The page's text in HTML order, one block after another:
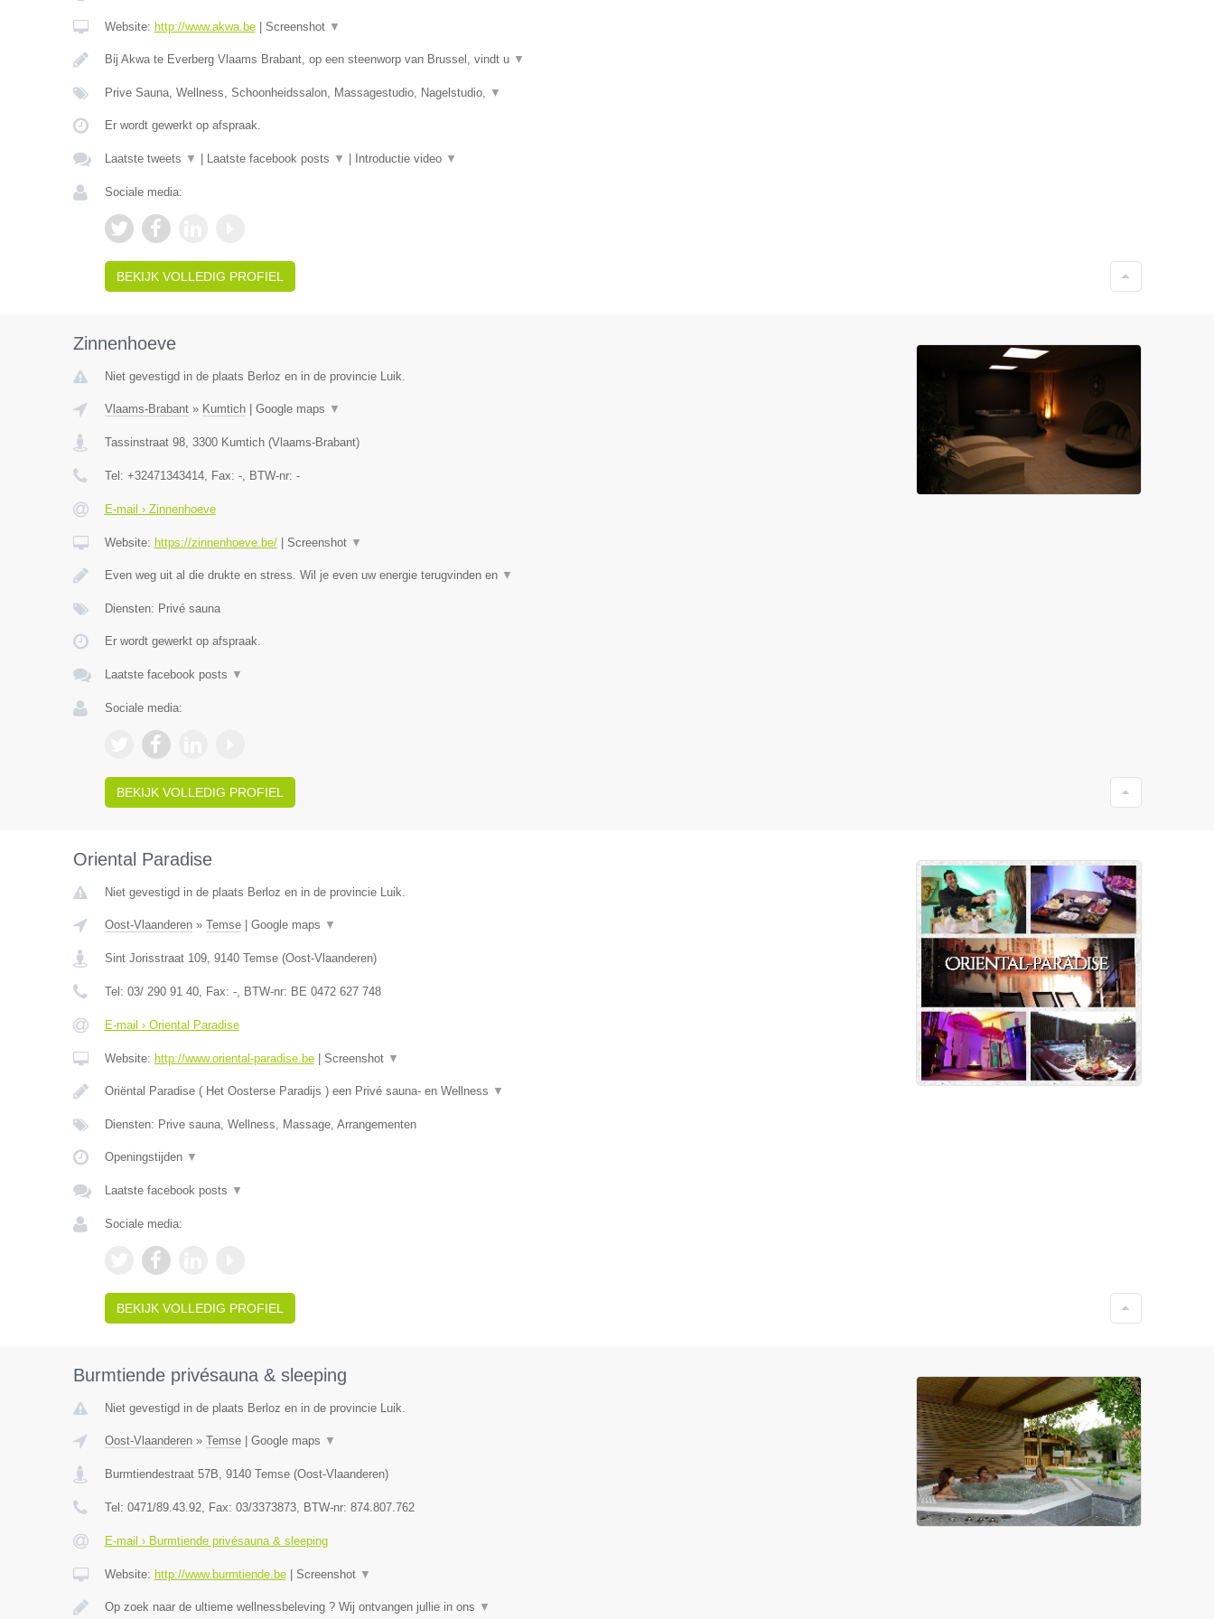
Website: http://www.akwa.be| Screenshot ▼
Bij Akwa te Everberg Vlaams Brabant, op een steenworp van Brussel, vindt u ▼
Prive Sauna, Wellness, Schoonheidssalon, Massagestudio, Nagelstudio, ▼
Er wordt gewerkt op afspraak.
Laatste tweets ▼ Laatste facebook posts ▼ Introductie video ▼
Sociale media:
BEKIJK VOLLEDIG PROFIEL
Zinnenhoeve
Niet gevestigd in de plaats Berloz en in de provincie Luik.
Vlaams-Brabant» Kumtich| Google maps ▼
Tassinstraat 98, 3300 Kumtich(Vlaams-Brabant)
Tel: +32471343414, Fax: -, BTW-nr: -
E-mail › Zinnenhoeve
Website: https://zinnenhoeve.be/| Screenshot ▼
Even weg uit al die drukte en stress. Wil je even uw energie terugvinden en ▼
Diensten: Privé sauna
Er wordt gewerkt op afspraak.
Laatste facebook posts ▼
Sociale media:
BEKIJK VOLLEDIG PROFIEL
Oriental Paradise
Niet gevestigd in de plaats Berloz en in de provincie Luik.
Oost-Vlaanderen» Temse| Google maps ▼
Sint Jorisstraat 109, 9140 Temse(Oost-Vlaanderen)
Tel: 03/ 290 91 40, Fax: -, BTW-nr: BE 0472 627 748
E-mail › Oriental Paradise
Website: http://www.oriental-paradise.be| Screenshot ▼
Oriëntal Paradise ( Het Oosterse Paradijs ) een Privé sauna- en Wellness ▼
Diensten: Prive sauna, Wellness, Massage, Arrangementen
Openingstijden ▼
Laatste facebook posts ▼
Sociale media:
BEKIJK VOLLEDIG PROFIEL
Burmtiende privésauna & sleeping
Niet gevestigd in de plaats Berloz en in de provincie Luik.
Oost-Vlaanderen» Temse| Google maps ▼
Burmtiendestraat 57B, 9140 Temse(Oost-Vlaanderen)
Tel: 0471/89.43.92, Fax: 03/3373873, BTW-nr: 874.807.762
E-mail › Burmtiende privésauna & sleeping
Website: http://www.burmtiende.be| Screenshot ▼
Op zoek naar de ultieme wellnessbeleving ? Wij ontvangen jullie in ons ▼